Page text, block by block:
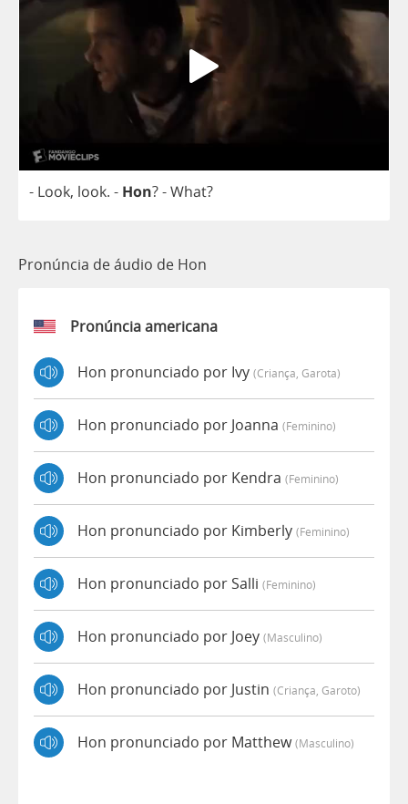
- Look, look. - Hon?-What?
Pronúncia de áudio de Hon
Pronúncia americana
Hon pronunciado por Ivy (criança, Garota)
Hon pronunciado por Joanna (feminino)
Hon pronunciado por Kendra (feminino)
Hon pronunciado por Kimberly (feminino)
Hon pronunciado por Salli (feminino)
Hon pronunciado por Joey (masculino)
Hon pronunciado por Justin (criança, Garoto)
Hon pronunciado por Matthew(masculino)